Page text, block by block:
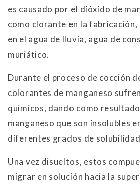
es causado por el dióxido de
como clorante en la fabricación,
en el agua de lluvia, agua de
muriático.
Durante el proceso de cocción
colorantes de manganeso
químicos, dando como
manganeso que son insolubles
diferentes grados de
Una vez disueltos, estos
migrar en solución hacia la